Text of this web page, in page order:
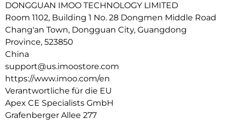
Wasserdicht: Zum Schwimmen geeignet, wasserdicht bis zu
20 m Tiefe.
Mehrsprachige Unterstützung: Verfügbar in Englisch,
Deutsch, Polnisch, Spanisch und Chinesisch.
DONGGUAN IMOO TECHNOLOGY LIMITED
Room 1102, Building 1 No. 28 Dongmen Middle Road
Chang'an Town, Dongguan City, Guangdong
Province, 523850
China
support@us.imoostore.com
https://www.imoo.com/en
Verantwortliche für die EU
Apex CE Specialists GmbH
Grafenberger Allee 277